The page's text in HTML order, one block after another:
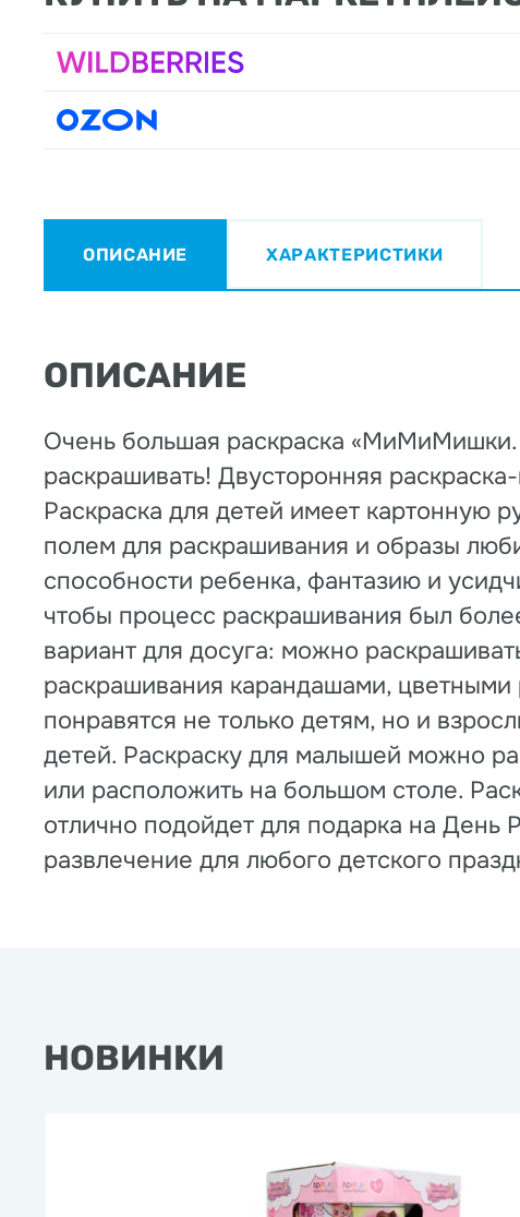
ОПИСАНИЕ ХАРАКТЕРИСТИКИ
ОПИСАНИЕ
Очень большая раскраска «МиМиМишки.
раскрашивать! Двусторонняя
Раскраска для детей имеет картонную
полем для раскрашивания и образы
способности ребенка, фантазию и
чтобы процесс раскрашивания был
вариант для досуга: можно
раскрашивания карандашами,
понравятся не только детям, но и
детей. Раскраску для малышей можно
или расположить на большом столе.
отлично подойдет для подарка на День
развлечение для любого детского
НОВИНКИ